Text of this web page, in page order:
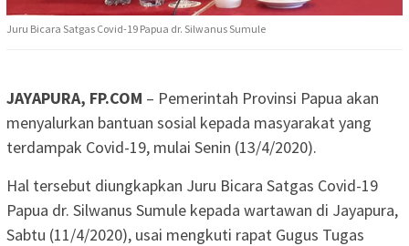
Juru Bicara Satgas Covid-19 Papua dr. Silwanus Sumule
JAYAPURA, FP.COM – Pemerintah Provinsi Papua akan
menyalurkan bantuan sosial kepada masyarakat yang
terdampak Covid-19, mulai Senin (13/4/2020).
Hal tersebut diungkapkan Juru Bicara Satgas Covid-19
Papua dr. Silwanus Sumule kepada wartawan di Jayapura,
Sabtu (11/4/2020), usai mengkuti rapat Gugus Tugas